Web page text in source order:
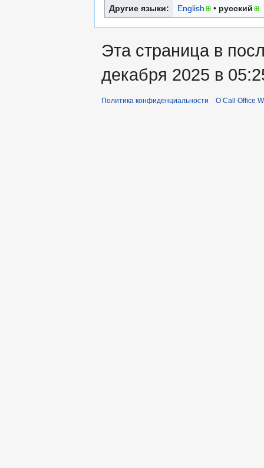
Другие языки: English • ‎ русский
Эта страница в
декабря 2025 в
Политика конфиденциальности О Call Office